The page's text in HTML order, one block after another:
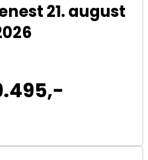
21. august